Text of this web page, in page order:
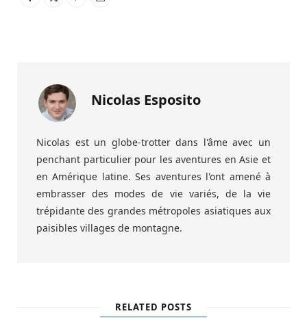
Nicolas Esposito
Nicolas est un globe-trotter dans l'âme avec un
penchant particulier pour les aventures en Asie et
en Amérique latine. Ses aventures l'ont amené à
embrasser des modes de vie variés, de la vie
trépidante des grandes métropoles asiatiques aux
paisibles villages de montagne.
RELATED POSTS